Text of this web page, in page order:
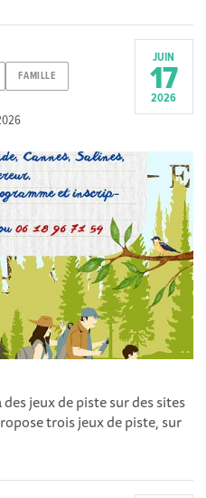
FAMILLE
JUIN
17
2026
jeux de piste sur des sites
trois jeux de piste, sur